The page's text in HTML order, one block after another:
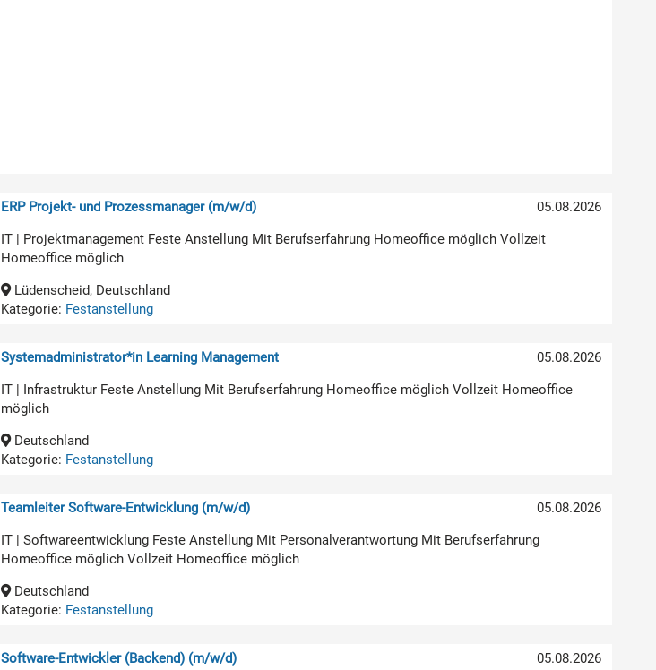
05.08.2026
ERP Projekt- und Prozessmanager (m/w/d)
IT | Projektmanagement Feste Anstellung Mit Berufserfahrung Homeoffice möglich Vollzeit
Homeoffice möglich
Lüdenscheid, Deutschland
Kategorie: Festanstellung
05.08.2026
Systemadministrator*in Learning Management
IT | Infrastruktur Feste Anstellung Mit Berufserfahrung Homeoffice möglich Vollzeit Homeoffice
möglich
Deutschland
Kategorie: Festanstellung
05.08.2026
Teamleiter Software-Entwicklung (m/w/d)
IT | Softwareentwicklung Feste Anstellung Mit Personalverantwortung Mit Berufserfahrung
Homeoffice möglich Vollzeit Homeoffice möglich
Deutschland
Kategorie: Festanstellung
05.08.2026
Software-Entwickler (Backend) (m/w/d)